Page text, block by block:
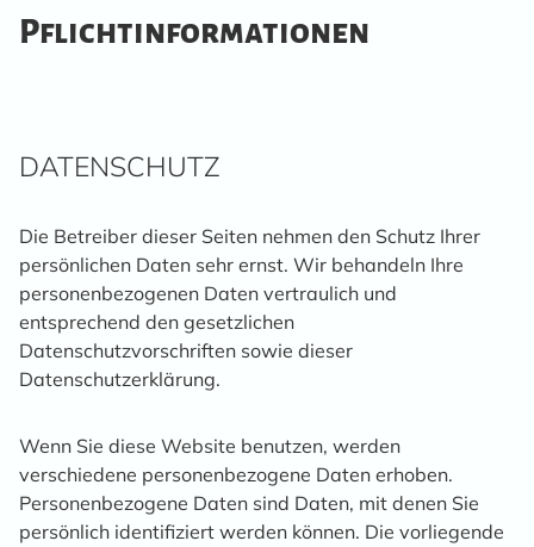
Pflicht­informationen
DATENSCHUTZ
Die Betreiber dieser Seiten nehmen den Schutz Ihrer
persönlichen Daten sehr ernst. Wir behandeln Ihre
personenbezogenen Daten vertraulich und
entsprechend den gesetzlichen
Datenschutzvorschriften sowie dieser
Datenschutzerklärung.
Wenn Sie diese Website benutzen, werden
verschiedene personenbezogene Daten erhoben.
Personenbezogene Daten sind Daten, mit denen Sie
persönlich identifiziert werden können. Die vorliegende